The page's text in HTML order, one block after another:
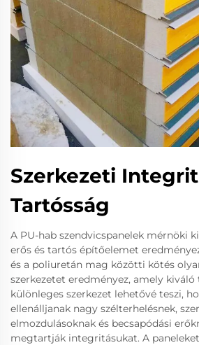
Szerkezeti
Tartósság
A PU-hab szendvicspanelek mérnöki
erős és tartós építőelemet
és a poliuretán mag közötti kötés
szerkezetet eredményez, amely kiváló
különleges szerkezet lehetővé teszi,
ellenálljanak nagy szélterhelésnek,
elmozdulásoknak és becsapódási
megtartják integritásukat. A